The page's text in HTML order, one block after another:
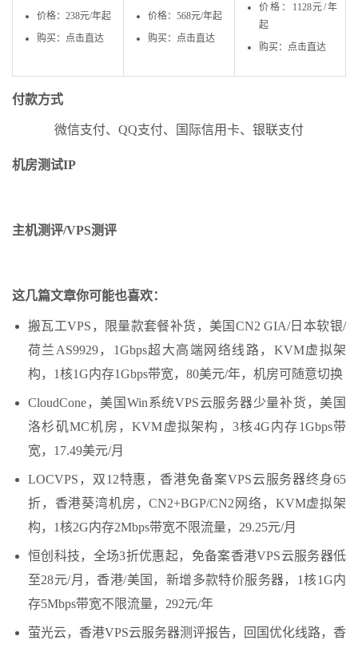
价格：238元/年起
购买：点击直达
价格：568元/年起
购买：点击直达
价格：1128元/年
起
购买：点击直达
付款方式
微信支付、QQ支付、国际信用卡、银联支付
机房测试IP
主机测评/VPS测评
这几篇文章你可能也喜欢：
搬瓦工VPS，限量款套餐补货，美国CN2 GIA/日本软银/
荷兰AS9929，1Gbps超大高端网络线路，KVM虚拟架
构，1核1G内存1Gbps带宽，80美元/年，机房可随意切换
CloudCone，美国Win系统VPS云服务器少量补货，美国
洛杉矶MC机房，KVM虚拟架构，3核4G内存1Gbps带
宽，17.49美元/月
LOCVPS，双12特惠，香港免备案VPS云服务器终身65
折，香港葵湾机房，CN2+BGP/CN2网络，KVM虚拟架
构，1核2G内存2Mbps带宽不限流量，29.25元/月
恒创科技，全场3折优惠起，免备案香港VPS云服务器低
至28元/月，香港/美国，新增多款特价服务器，1核1G内
存5Mbps带宽不限流量，292元/年
萤光云，香港VPS云服务器测评报告，回国优化线路，香